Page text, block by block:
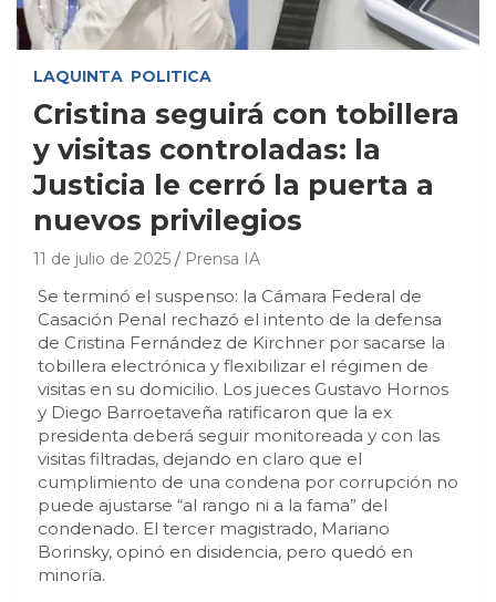
LAQUINTA POLITICA
Cristina seguirá con tobillera
y visitas controladas: la
Justicia le cerró la puerta a
nuevos privilegios
11 de julio de 2025 Prensa IA
Se terminó el suspenso: la Cámara Federal de
Casación Penal rechazó el intento de la defensa
de Cristina Fernández de Kirchner por sacarse la
tobillera electrónica y flexibilizar el régimen de
visitas en su domicilio. Los jueces Gustavo Hornos
y Diego Barroetaveña ratificaron que la ex
presidenta deberá seguir monitoreada y con las
visitas filtradas, dejando en claro que el
cumplimiento de una condena por corrupción no
puede ajustarse “al rango ni a la fama” del
condenado. El tercer magistrado, Mariano
Borinsky, opinó en disidencia, pero quedó en
minoría.